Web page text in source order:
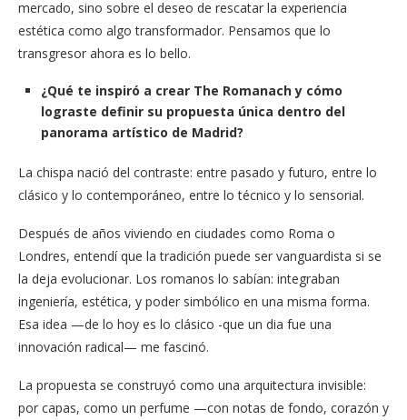
mercado, sino sobre el deseo de rescatar la experiencia
estética como algo transformador. Pensamos que lo
transgresor ahora es lo bello.
¿Qué te inspiró a crear The Romanach y cómo
lograste definir su propuesta única dentro del
panorama artístico de Madrid?
La chispa nació del contraste: entre pasado y futuro, entre lo
clásico y lo contemporáneo, entre lo técnico y lo sensorial.
Después de años viviendo en ciudades como Roma o
Londres, entendí que la tradición puede ser vanguardista si se
la deja evolucionar. Los romanos lo sabían: integraban
ingeniería, estética, y poder simbólico en una misma forma.
Esa idea —de lo hoy es lo clásico -que un dia fue una
innovación radical— me fascinó.
La propuesta se construyó como una arquitectura invisible:
por capas, como un perfume —con notas de fondo, corazón y